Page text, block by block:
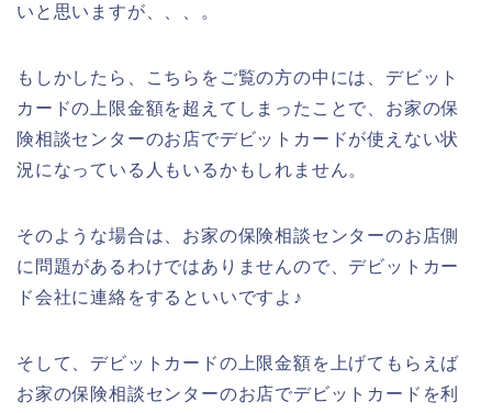
いと思いますが、、、。
もしかしたら、こちらをご覧の方の中には、デビット
カードの上限金額を超えてしまったことで、お家の保
険相談センターのお店でデビットカードが使えない状
況になっている人もいるかもしれません。
そのような場合は、お家の保険相談センターのお店側
に問題があるわけではありませんので、デビットカー
ド会社に連絡をするといいですよ♪
そして、デビットカードの上限金額を上げてもらえば
お家の保険相談センターのお店でデビットカードを利